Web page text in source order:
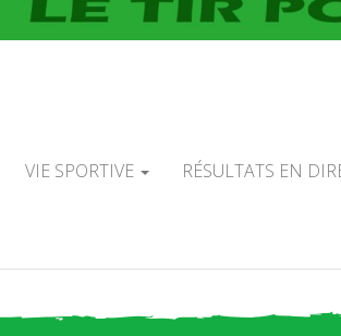
DE TIR À
VIE SPORTIVE RÉSULTATS EN